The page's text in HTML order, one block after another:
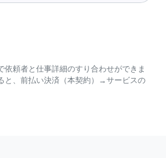
依頼者と仕事詳細のすり合わせができま
と、前払い決済（本契約）→サービスの